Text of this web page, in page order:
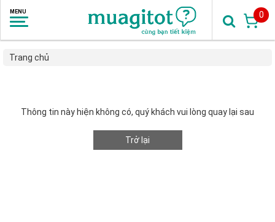
0
Trang chủ
Thông tin này hiện không có, quý khách vui lòng quay lại sau
Trở lại